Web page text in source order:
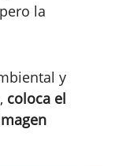
la
y
coloca el